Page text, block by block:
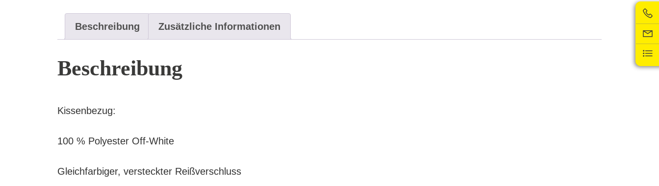
Beschreibung Zusätzliche Informationen
Beschreibung
Kissenbezug:
100 % Polyester Off-White
Gleichfarbiger, versteckter Reißverschluss